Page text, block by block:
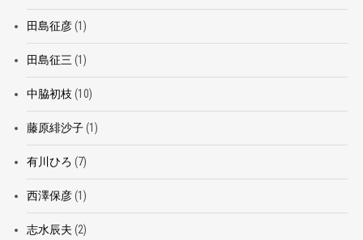
田島征彦(1)
田島征三 (1)
中脇初枝 (10)
藤原緋沙子(1)
有川ひろ (7)
西澤保彦(1)
志水辰夫 (2)